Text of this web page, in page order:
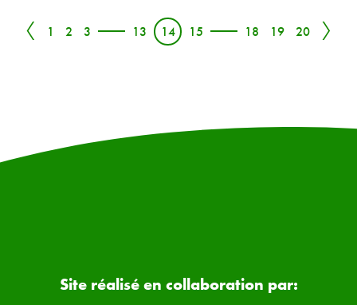
〈 1 2 3 13 14 15 18 19 20 〉
Site réalisé en collaboration par: